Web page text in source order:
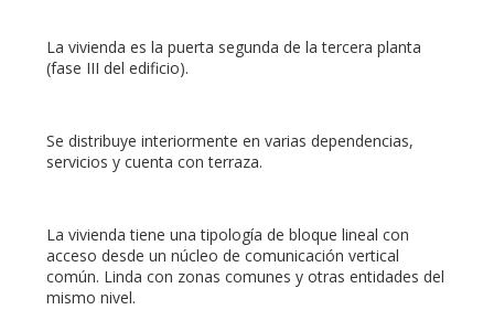
La vivienda es la puerta segunda de la tercera planta
(fase III del edificio).
Se distribuye interiormente en varias dependencias,
servicios y cuenta con terraza.
La vivienda tiene una tipología de bloque lineal con
acceso desde un núcleo de comunicación vertical
común. Linda con zonas comunes y otras entidades del
mismo nivel.